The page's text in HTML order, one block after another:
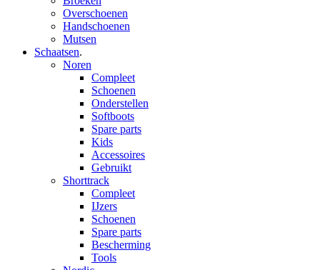
Overschoenen
Handschoenen
Mutsen
Schaatsen.
Noren
Compleet
Schoenen
Onderstellen
Softboots
Spare parts
Kids
Accessoires
Gebruikt
Shorttrack
Compleet
IJzers
Schoenen
Spare parts
Bescherming
Tools